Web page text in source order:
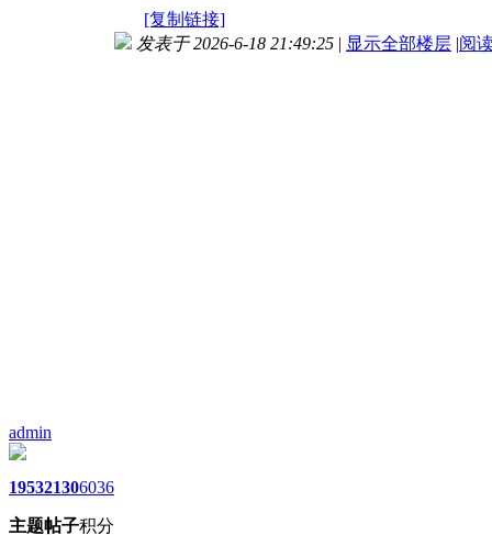
[复制链接]
admin
1953
主题
2130
帖子
6036
积分
发表于 2026-6-18 21:49:25 | 显示全部楼层 |阅